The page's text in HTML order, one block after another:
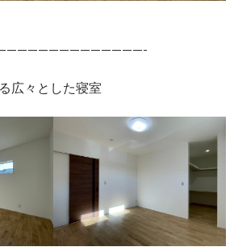
広々とした寝室